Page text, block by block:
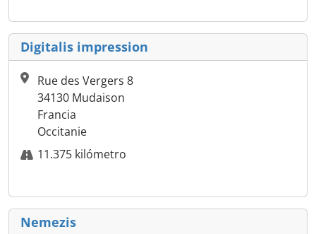
Digitalis impression
Rue des Vergers 8
34130 Mudaison
Francia
Occitanie
11.375 kilómetro
Nemezis